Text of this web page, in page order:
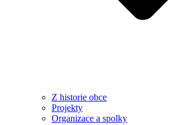
Z historie obce
Projekty
Organizace a spolky